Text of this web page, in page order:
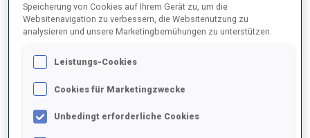
1 54 O. ANDERSSON
2 106 B. STANISH
AUS 4 0 1 2
Speicherung von Cookies auf Ihrem Gerät zu, um die
Websitenavigation zu verbessern, die Websitenutzung zu
analysieren und unsere Marketingbemühungen zu unterstützen.
Leistungs-Cookies
Cookies für Marketingzwecke
Unbedingt erforderliche Cookies